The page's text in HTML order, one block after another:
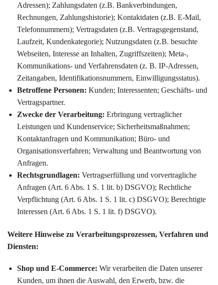
Adressen); Zahlungsdaten (z.B. Bankverbindungen,
Rechnungen, Zahlungshistorie); Kontaktdaten (z.B. E-Mail,
Telefonnummern); Vertragsdaten (z.B. Vertragsgegenstand,
Laufzeit, Kundenkategorie); Nutzungsdaten (z.B. besuchte
Webseiten, Interesse an Inhalten, Zugriffszeiten); Meta-,
Kommunikations- und Verfahrensdaten (z. B. IP-Adressen,
Zeitangaben, Identifikationsnummern, Einwilligungsstatus).
Betroffene Personen: Kunden; Interessenten; Geschäfts- und
Vertragspartner.
Zwecke der Verarbeitung: Erbringung vertraglicher
Leistungen und Kundenservice; Sicherheitsmaßnahmen;
Kontaktanfragen und Kommunikation; Büro- und
Organisationsverfahren; Verwaltung und Beantwortung von
Anfragen.
Rechtsgrundlagen: Vertragserfüllung und vorvertragliche
Anfragen (Art. 6 Abs. 1 S. 1 lit. b) DSGVO); Rechtliche
Verpflichtung (Art. 6 Abs. 1 S. 1 lit. c) DSGVO); Berechtigte
Interessen (Art. 6 Abs. 1 S. 1 lit. f) DSGVO).
Weitere Hinweise zu Verarbeitungsprozessen, Verfahren und
Diensten:
Shop und E-Commerce: Wir verarbeiten die Daten unserer
Kunden, um ihnen die Auswahl, den Erwerb, bzw. die